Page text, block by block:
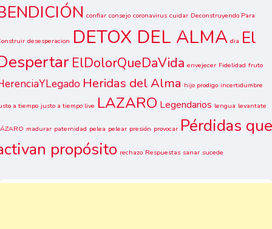
confiar consejo coronavirus cuidar Deconstruyendo Para
desesperacion DETOX DEL ALMA dia El
ElDolorQueDaVida envejecer Fidelidad fruto
Heridas del Alma hijo prodigo incertidumbre
a tiempo justo a tiempo live LAZARO Legendarios lengua levantate
madurar paternidad pelea pelear presión provocar Pérdidas que
propósito rechazo Respuestas sanar sucede